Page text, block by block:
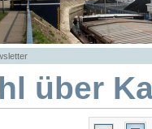
über